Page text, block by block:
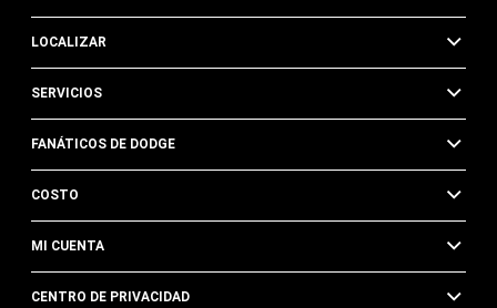
LOCALIZAR
SERVICIOS
FANÁTICOS DE DODGE
COSTO
MI CUENTA
CENTRO DE PRIVACIDAD